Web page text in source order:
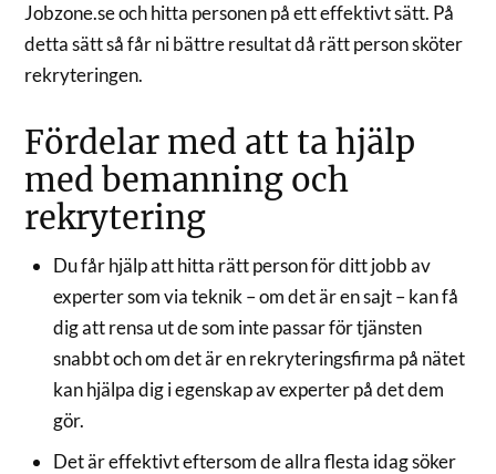
Jobzone.se och hitta personen på ett effektivt sätt. På
detta sätt så får ni bättre resultat då rätt person sköter
rekryteringen.
Fördelar med att ta hjälp
med bemanning och
rekrytering
Du får hjälp att hitta rätt person för ditt jobb av
experter som via teknik – om det är en sajt – kan få
dig att rensa ut de som inte passar för tjänsten
snabbt och om det är en rekryteringsfirma på nätet
kan hjälpa dig i egenskap av experter på det dem
gör.
Det är effektivt eftersom de allra flesta idag söker